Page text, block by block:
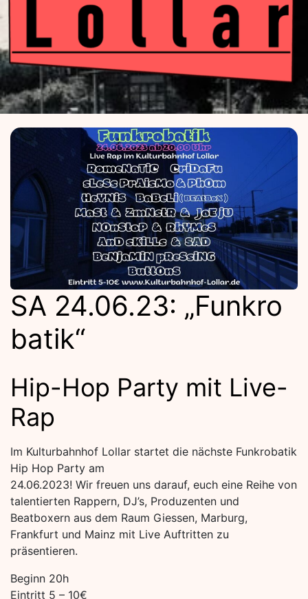
SA 24.06.23: „Funkro
batik“
Hip-Hop Party mit Live-
Rap
Im Kulturbahnhof Lollar startet die nächste Funkrobatik
Hip Hop Party am
24.06.2023! Wir freuen uns darauf, euch eine Reihe von
talentierten Rappern, DJ’s, Produzenten und
Beatboxern aus dem Raum Giessen, Marburg,
Frankfurt und Mainz mit Live Auftritten zu
präsentieren.
Beginn 20h
Eintritt 5 – 10€